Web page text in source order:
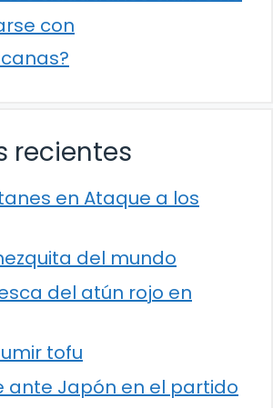
con
recientes
en Ataque a los
del mundo
del atún rojo en
tofu
ante Japón en el partido